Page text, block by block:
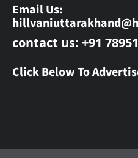
Email Us:
contact us: +91
Click Below To